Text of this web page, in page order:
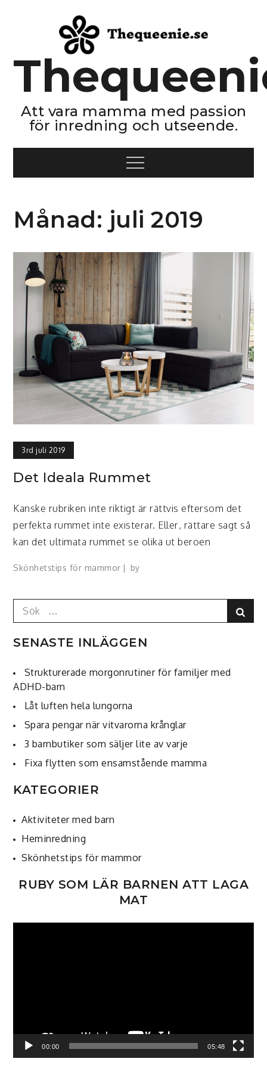
Att vara mamma med passion
för inredning och utseende.
Menu
Månad: juli 2019
3rd juli 2019
Det Ideala Rummet
Kanske rubriken inte riktigt är rättvis eftersom det
perfekta rummet inte existerar. Eller, rättare sagt så
kan det ultimata rummet se olika ut beroen
Skönhetstips för mammor by
Search
for:
SENASTE INLÄGGEN
Strukturerade morgonrutiner för familjer med
ADHD-barn
Låt luften hela lungorna
Spara pengar när vitvarorna krånglar
3 barnbutiker som säljer lite av varje
Fixa flytten som ensamstående mamma
KATEGORIER
Aktiviteter med barn
Heminredning
Skönhetstips för mammor
RUBY SOM LÄR BARNEN ATT LAGA
MAT
00:00 05:48